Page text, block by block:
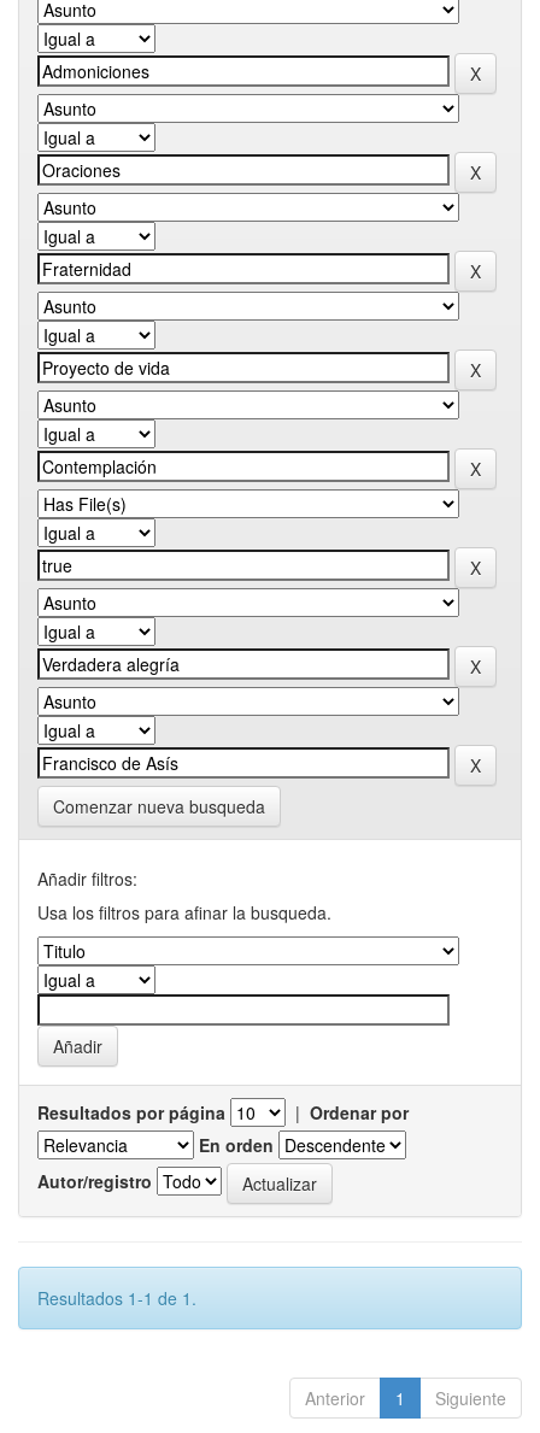
Comenzar nueva busqueda
Añadir filtros:
Usa los filtros para afinar la busqueda.
Resultados por página | Ordenar por
En orden
Autor/registro
Resultados 1-1 de 1.
Anterior 1 Siguiente